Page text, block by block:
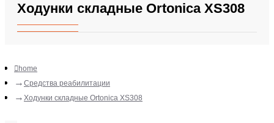
Ходунки складные Ortonica XS308
home
Средства реабилитации
Ходунки складные Ortonica XS308